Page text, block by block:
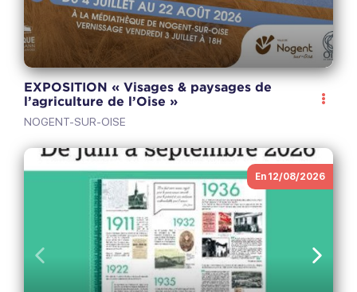
EXPOSITION « Visages & paysages de
l’agriculture de l’Oise »
NOGENT-SUR-OISE
Anterior
En 12/08/2026